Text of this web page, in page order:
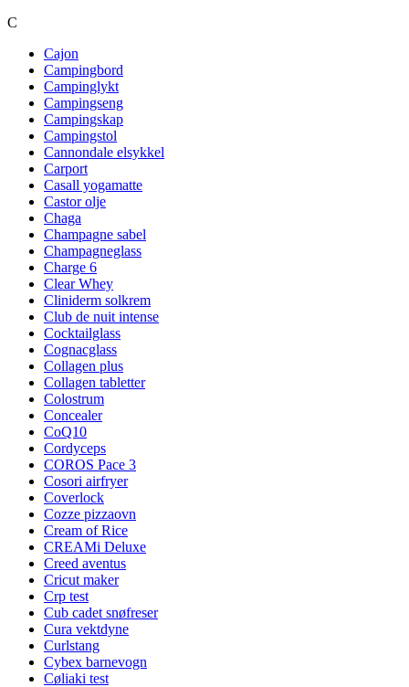
C
Cajon
Campingbord
Campinglykt
Campingseng
Campingskap
Campingstol
Cannondale elsykkel
Carport
Casall yogamatte
Castor olje
Chaga
Champagne sabel
Champagneglass
Charge 6
Clear Whey
Cliniderm solkrem
Club de nuit intense
Cocktailglass
Cognacglass
Collagen plus
Collagen tabletter
Colostrum
Concealer
CoQ10
Cordyceps
COROS Pace 3
Cosori airfryer
Coverlock
Cozze pizzaovn
Cream of Rice
CREAMi Deluxe
Creed aventus
Cricut maker
Crp test
Cub cadet snøfreser
Cura vektdyne
Curlstang
Cybex barnevogn
Cøliaki test